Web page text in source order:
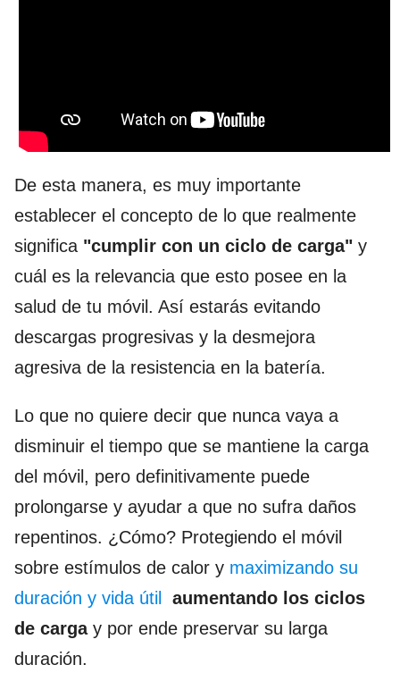
De esta manera, es muy importante
establecer el concepto de lo que realmente
significa "cumplir con un ciclo de carga" y
cuál es la relevancia que esto posee en la
salud de tu móvil. Así estarás evitando
descargas progresivas y la desmejora
agresiva de la resistencia en la batería.
Lo que no quiere decir que nunca vaya a
disminuir el tiempo que se mantiene la carga
del móvil, pero definitivamente puede
prolongarse y ayudar a que no sufra daños
repentinos. ¿Cómo? Protegiendo el móvil
sobre estímulos de calor y maximizando su
duración y vida útil
aumentando los ciclos
de carga y por ende preservar su larga
duración.